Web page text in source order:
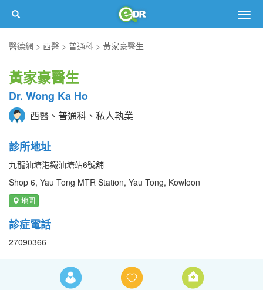
醫德網
西醫 普通科 黃家豪醫生
黃家豪醫生
Dr. Wong Ka Ho
西醫、普通科、私人執業
診所地址
九龍油塘港鐵油塘站6號舖
Shop 6, Yau Tong MTR Station, Yau Tong, Kowloon
地圖
診症電話
27090366